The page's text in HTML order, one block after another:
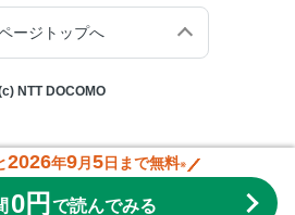
ージトップへ
NTT DOCOMO
2026年9月 5日まで無料※
0円 で読んでみる